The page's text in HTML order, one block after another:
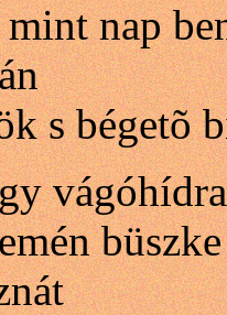
nap
s bégetõ